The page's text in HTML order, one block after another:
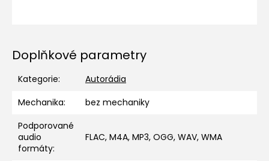
Doplňkové parametry
Kategorie:
Autorádia
Mechanika:
bez mechaniky
Podporované
audio
formáty:
FLAC, M4A, MP3, OGG, WAV, WMA